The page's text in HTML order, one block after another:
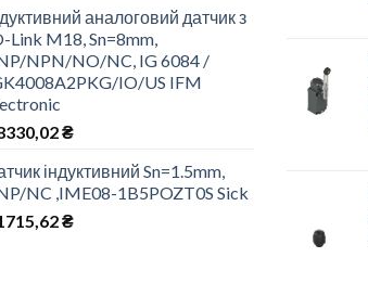
аналоговий датчик з
Link M18, Sn=8mm,
NPN/NO/NC, IG 6084 /
IO/US IFM
₴
індуктивний Sn=1.5mm,
NC ,IME08-1B5POZT0S Sick
₴